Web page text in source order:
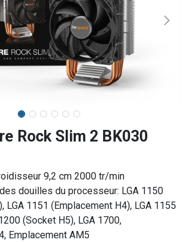
Rock Slim 2 BK030
9,2 cm 2000 tr/min
douilles du processeur: LGA 1150
LGA 1151 (Emplacement H4), LGA 1155
(Socket H5), LGA 1700,
Emplacement AM5